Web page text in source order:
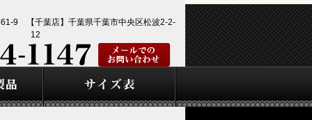
9 【千葉店】千葉県千葉市中央区松波2-2-
12